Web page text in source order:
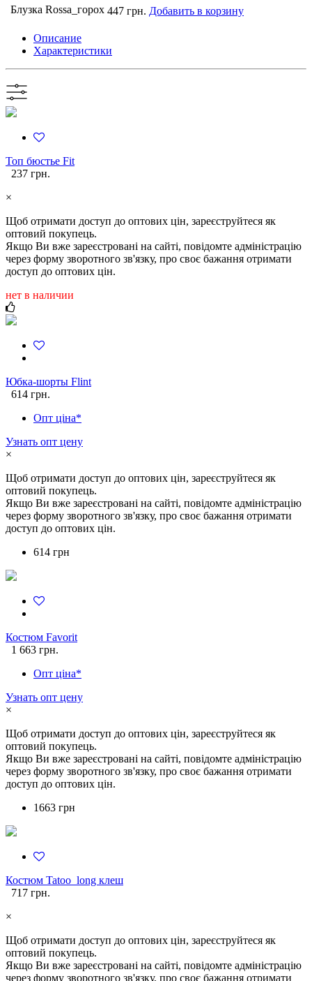
Блузка Rossa_горох 447 грн. Добавить в корзину
Описание
Характеристики
Топ бюстье Fit
237 грн.
×
Щоб отримати доступ до оптових цін, зареєструйтеся як
оптовий покупець.
Якщо Ви вже зареєстровані на сайті, повідомте адміністрацію
через форму зворотного зв'язку, про своє бажання отримати
доступ до оптових цін.
нет в наличии
Юбка-шорты Flint
614 грн.
Опт ціна*
Узнать опт цену
×
Щоб отримати доступ до оптових цін, зареєструйтеся як
оптовий покупець.
Якщо Ви вже зареєстровані на сайті, повідомте адміністрацію
через форму зворотного зв'язку, про своє бажання отримати
доступ до оптових цін.
614 грн
Костюм Favorit
1 663 грн.
Опт ціна*
Узнать опт цену
×
Щоб отримати доступ до оптових цін, зареєструйтеся як
оптовий покупець.
Якщо Ви вже зареєстровані на сайті, повідомте адміністрацію
через форму зворотного зв'язку, про своє бажання отримати
доступ до оптових цін.
1663 грн
Костюм Tatoo_long клеш
717 грн.
×
Щоб отримати доступ до оптових цін, зареєструйтеся як
оптовий покупець.
Якщо Ви вже зареєстровані на сайті, повідомте адміністрацію
через форму зворотного зв'язку, про своє бажання отримати